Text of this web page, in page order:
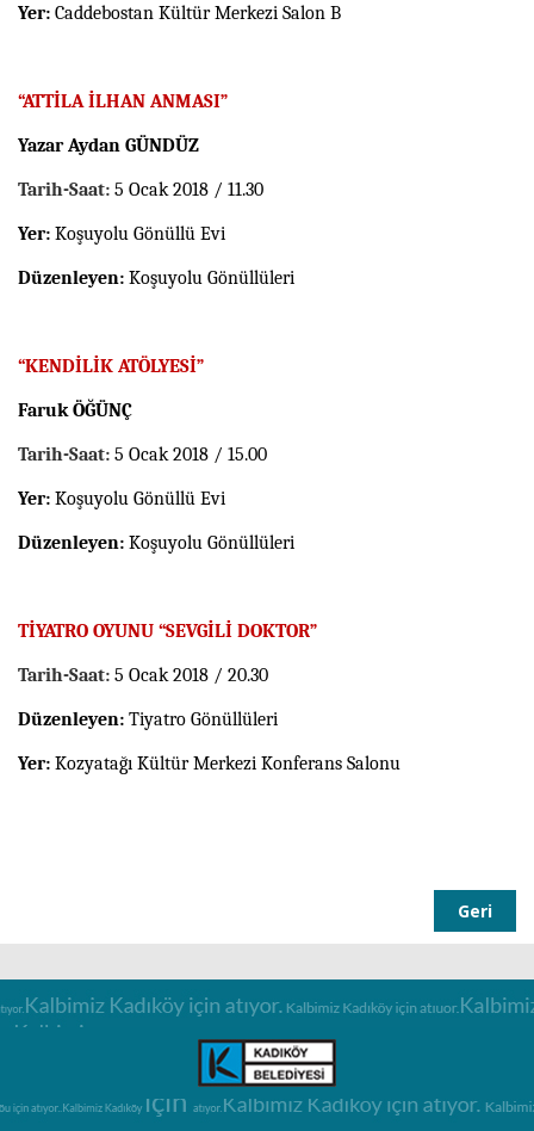
Yer: Caddebostan Kültür Merkezi Salon B
“ATTİLA İLHAN ANMASI”
Yazar Aydan GÜNDÜZ
Tarih-Saat: 5 Ocak 2018 / 11.30
Yer: Koşuyolu Gönüllü Evi
Düzenleyen: Koşuyolu Gönüllüleri
“KENDİLİK ATÖLYESİ”
Faruk ÖĞÜNÇ
Tarih-Saat: 5 Ocak 2018 / 15.00
Yer: Koşuyolu Gönüllü Evi
Düzenleyen: Koşuyolu Gönüllüleri
TİYATRO OYUNU “SEVGİLİ DOKTOR”
Tarih-Saat: 5 Ocak 2018 / 20.30
Düzenleyen: Tiyatro Gönüllüleri
Yer: Kozyatağı Kültür Merkezi Konferans Salonu
Geri